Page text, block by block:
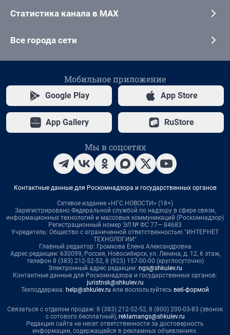
Статистика канала в MAX
Все города сети
Мобильное приложение
Google Play App Store
App Gallery RuStore
Мы в соцсетях
Контактные данные для Роскомнадзора и государственных органов
Сетевое издание «НГС.НОВОСТИ» (18+)
Зарегистрировано Федеральной службой по надзору в сфере связи,
информационных технологий и массовых коммуникаций (Роскомнадзор)
Регистрационный номер ЭЛ № ФС 77— 84683
Учредитель: Общество с ограниченной ответственностью "ИНТЕРНЕТ
ТЕХНОЛОГИИ"
Главный редактор: Громкова Елена Александровна
Адрес редакции: 630099, Россия, Новосибирск, ул. Ленина, д. 12, 6 этаж,
телефон 8 (383) 212-52-52, 8 (923) 157-00-00 (круглосуточно)
Электронный адрес редакции: ngs@shkulev.ru
Контактные данные для Роскомнадзора и государственных органов:
juristnsk@shkulev.ru
Техподдержка: help@shkulev.ru или воспользуйтесь веб-формой
Связаться с отделом продаж: 8 (383) 212-52-52, 8 (800) 200-03-83 (звонок
с сотового бесплатный), reklamangs@shkulev.ru
Редакция сайта не несет ответственности за достоверность
информации, содержащейся в рекламных объявлениях.